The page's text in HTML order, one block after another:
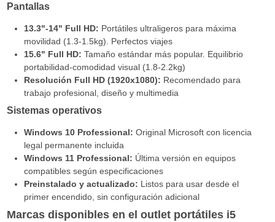
Pantallas
13.3"-14" Full HD: Portátiles ultraligeros para máxima
movilidad (1.3-1.5kg). Perfectos viajes
15.6" Full HD: Tamaño estándar más popular. Equilibrio
portabilidad-comodidad visual (1.8-2.2kg)
Resolución Full HD (1920x1080): Recomendado para
trabajo profesional, diseño y multimedia
Sistemas operativos
Windows 10 Professional: Original Microsoft con licencia
legal permanente incluida
Windows 11 Professional: Última versión en equipos
compatibles según especificaciones
Preinstalado y actualizado: Listos para usar desde el
primer encendido, sin configuración adicional
Marcas disponibles en el outlet portátiles i5